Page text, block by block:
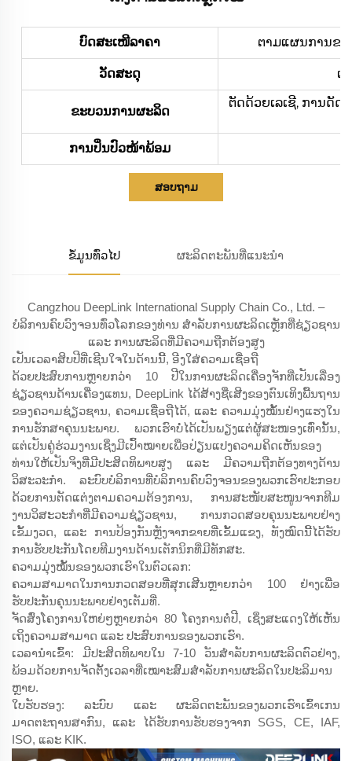
ບົດສະເໜີລາຄາ ຕາມແຜນການຂອ
ວັດສະດຸ ເ
ຂະບວນການຜະລິດ
ຕັດດ້ວຍເລເຊີ, ການດັດ,
ການປິ່ນປົວໜ້າພ້ອມ
ສອບຖາມ
ຂໍ້ມູນທົ່ວໄປ ຜະລິດຕະພັນທີ່ແນະນຳ
Cangzhou DeepLink International Supply Chain Co., Ltd. –
ບໍລິການຄົບວົງຈອນທົ່ວໂລກຂອງທ່ານ ສຳລັບການຜະລິດເຫຼັກທີ່ຊ່ຽວຊານ
ແລະ ການຜະລິດທີ່ມີຄວາມຖືກຕ້ອງສູງ
ເປັນເວລາສິບປີທີ່ເຊີນໃຈໃນດ້ານນີ້, ອີງໃສ່ຄວາມເຊື່ອຖື
ດ້ວຍປະສົບການຫຼາຍກວ່າ 10 ປີໃນການຜະລິດເຄື່ອງຈັກທີ່ເປັນເລື່ອງ
ຊ່ຽວຊານດ້ານເຄື່ອງແທນ, DeepLink ໄດ້ສ້າງຊື່ເສີງຂອງຕົນເທິງພື້ນຖານ
ຂອງຄວາມຊ່ຽວຊານ, ຄວາມເຊື່ອຖືໄດ້, ແລະ ຄວາມມຸ່ງໝັ້ນຢ່າງແຮງໃນ
ການຮັກສາຄຸນນະພາບ. ພວກເຮົາບໍ່ໄດ້ເປັນພຽງແຕ່ຜູ້ສະໜອງເທົ່ານັ້ນ,
ແຕ່ເປັນຄູ່ຮ່ວມງານເຊິ່ງມີເປົ້າໝາຍເພື່ອປ່ຽນແປງຄວາມຄິດເຫັນຂອງ
ທ່ານໃຫ້ເປັນຈິງທີ່ມີປະສິດທິພາບສູງ ແລະ ມີຄວາມຖືກຕ້ອງທາງດ້ານ
ວິສະວະກຳ. ລະບົບບໍລິການທີ່ບໍລິການຄົບວົງຈອນຂອງພວກເຮົາປະກອບ
ດ້ວຍການຕັດແຕ່ງຕາມຄວາມຕ້ອງການ, ການສະໜັບສະໜູນຈາກທີມ
ງານວິສະວະກຳທີ່ມີຄວາມຊ່ຽວຊານ, ການກວດສອບຄຸນນະພາບຢ່າງ
ເຂັ້ມງວດ, ແລະ ການປ້ອງກັນຫຼັງຈາກຂາຍທີ່ເຂັ້ມແຂງ, ທັງໝົດນີ້ໄດ້ຮັບ
ການຮັບປະກັນໂດຍທີມງານດ້ານເຕັກນິກທີ່ມີທັກສະ.
ຄວາມມຸ່ງໝັ້ນຂອງພວກເຮົາໃນຕົວເລກ:
ຄວາມສາມາດໃນການກວດສອບທີ່ສຸກເສີນຫຼາຍກວ່າ 100 ຢ່າງເພື່ອ
ຮັບປະກັນຄຸນນະພາບຢ່າງເຕັມທີ່.
ຈັດສົ່ງໂຄງການໃຫຍ່ໆຫຼາຍກວ່າ 80 ໂຄງການຕໍ່ປີ, ເຊິ່ງສະແດງໃຫ້ເຫັນ
ເຖິງຄວາມສາມາດ ແລະ ປະສົບການຂອງພວກເຮົາ.
ເວລານຳເຂົ້າ: ມີປະສິດທິພາບໃນ 7-10 ວັນສຳລັບການຜະລິດຕົວຢ່າງ,
ພ້ອມດ້ວຍການຈັດຕັ້ງເວລາທີ່ເໝາະສົມສຳລັບການຜະລິດໃນປະລິມານ
ຫຼາຍ.
ໃບຮັບຮອງ: ລະບົບ ແລະ ຜະລິດຕະພັນຂອງພວກເຮົາເຂົ້າເກນ
ມາດຕະຖານສາກົນ, ແລະ ໄດ້ຮັບການຮັບຮອງຈາກ SGS, CE, IAF,
ISO, ແລະ KIK.